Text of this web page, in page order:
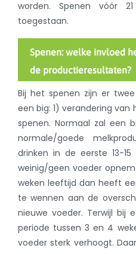
worden. Spenen vóór
toegestaan.
Spenen: welke invloed
de productieresultaten?
Bij het spenen zijn er
een big: 1) verandering
spenen. Normaal zal een
normale/goede
drinken in de eerste 13-
weinig/geen voeder
weken leeftijd dan heeft
te wennen aan de
nieuwe voeder. Terwijl bij
periode tussen 3 en 4
voeder sterk verhoogt.